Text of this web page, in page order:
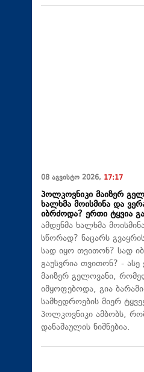
08 აგვისტო 2026, 17:17
პოლკოვნიკი მაიზერ
ხალხმა მოისმინა და
იბრძოდა? ერთი ტყვია
ამდენმა ხალხმა
სწორად? ნაცარს
სად იყო თვითონ? სად
გაუსვრია თვითონ? - ასე
მაიზერ გელოვანი,
იმყოფებოდა, გია
სამხედროების მიერ
პოლკოვნიკი ამბობს,
დანაშაულის ნიშნებია.